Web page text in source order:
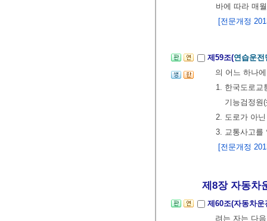
바에 따라 매
[전문개정
제59조(연습운
의 어느 하나
1. 한국도로교
기능검정원
2. 도로가 아
3. 교통사고를
[전문개정
제8장 자동차
제60조(자동차
려는 자는 다